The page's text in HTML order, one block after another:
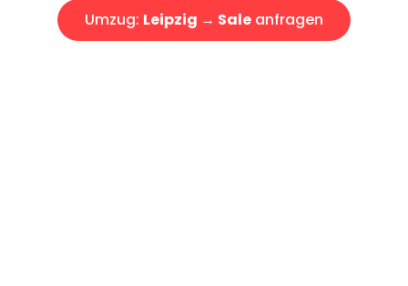
Umzug: Leipzig → Sale anfragen